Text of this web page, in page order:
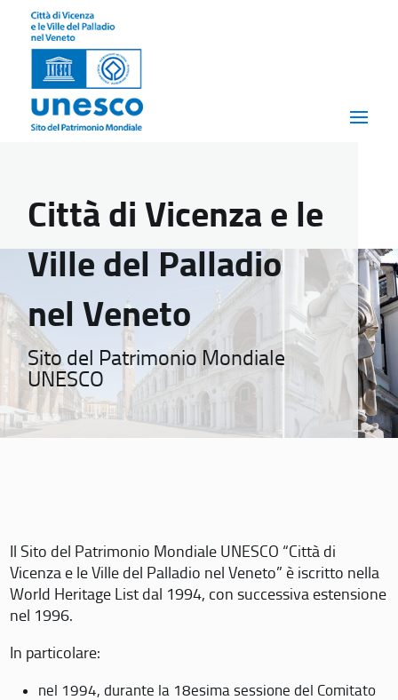
Città di Vicenza e le
Ville del Palladio
nel Veneto
Sito del Patrimonio Mondiale
UNESCO
Il Sito del Patrimonio Mondiale UNESCO “Città di
Vicenza e le Ville del Palladio nel Veneto” è iscritto nella
World Heritage List dal 1994, con successiva estensione
nel 1996.
In particolare:
nel 1994, durante la 18esima sessione del Comitato